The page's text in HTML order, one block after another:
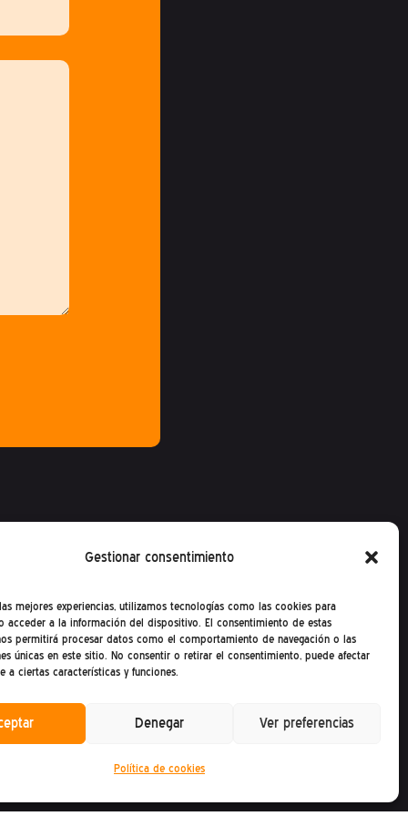
Gestionar consentimiento
mejores experiencias, utilizamos tecnologías como las cookies para
acceder a la información del dispositivo. El consentimiento de estas
permitirá procesar datos como el comportamiento de navegación o las
únicas en este sitio. No consentir o retirar el consentimiento, puede afectar
a ciertas características y funciones.
Denegar Ver preferencias
Política de cookies